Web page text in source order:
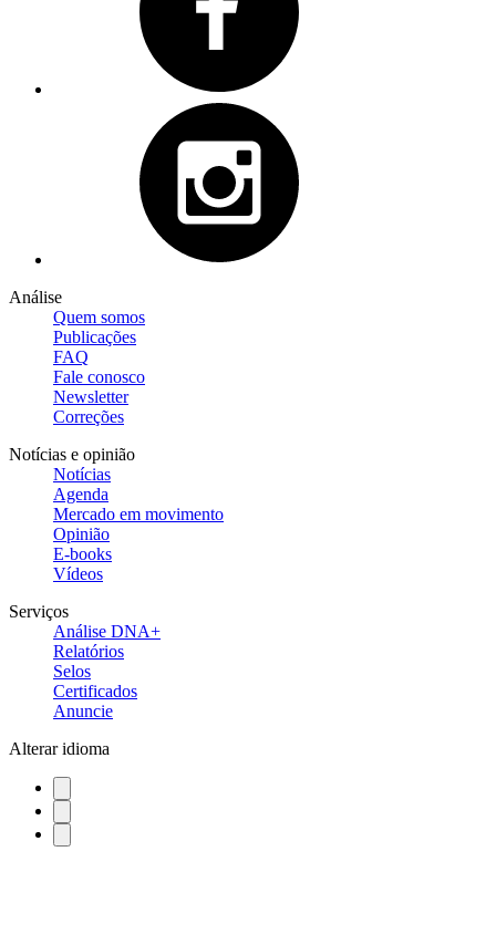
Análise
Quem somos
Publicações
FAQ
Fale conosco
Newsletter
Correções
Notícias e opinião
Notícias
Agenda
Mercado em movimento
Opinião
E-books
Vídeos
Serviços
Análise DNA+
Relatórios
Selos
Certificados
Anuncie
Alterar idioma